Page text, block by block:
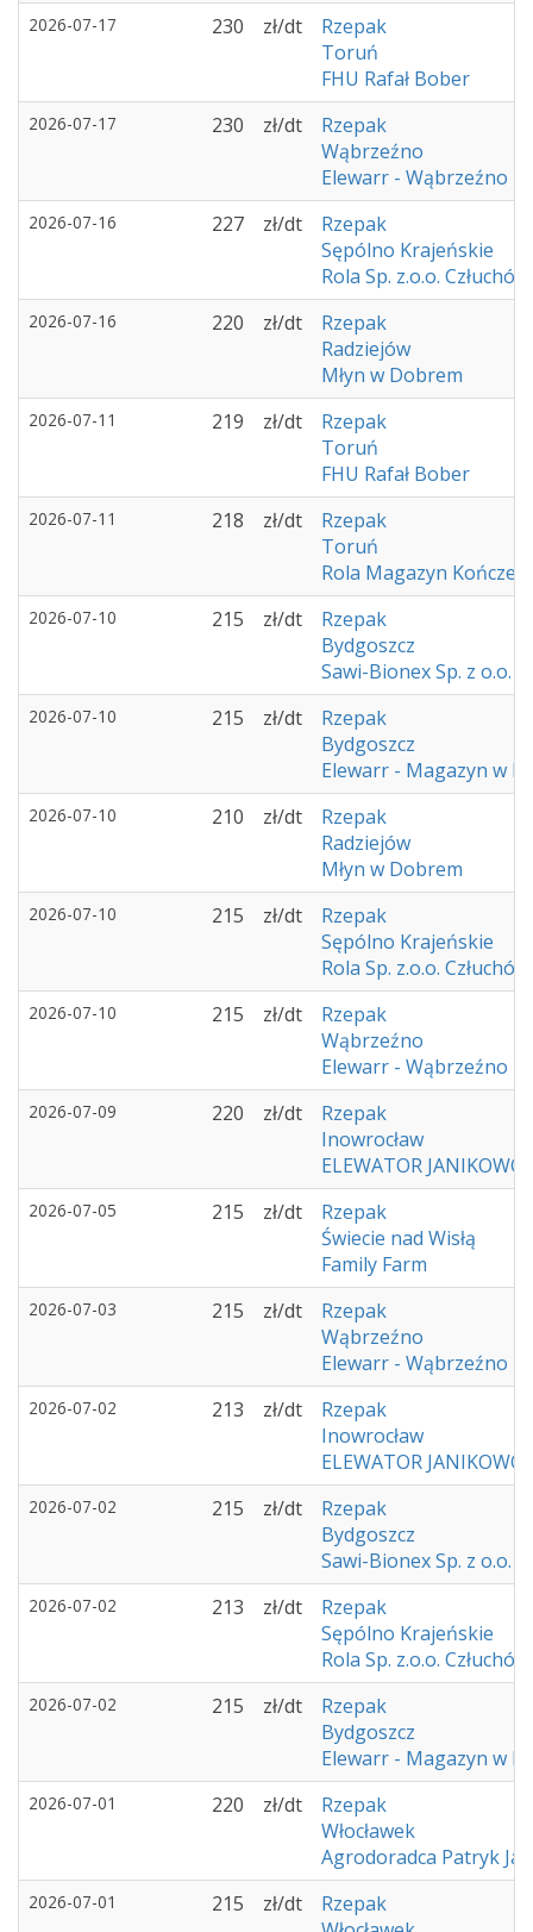
2026-07-17 230 zł/dt
Rzepak
Toruń
FHU Rafał Bober
2026-07-17 230 zł/dt
Rzepak
Wąbrzeźno
Elewarr - Wąbrzeźno
2026-07-16 227 zł/dt
Rzepak
Sępólno Krajeńskie
Rola Sp. z.o.o. Człuchów
2026-07-16 220 zł/dt
Rzepak
Radziejów
Młyn w Dobrem
2026-07-11 219 zł/dt
Rzepak
Toruń
FHU Rafał Bober
2026-07-11 218 zł/dt
Rzepak
Toruń
Rola Magazyn
2026-07-10 215 zł/dt
Rzepak
Bydgoszcz
Sawi-Bionex Sp. z o.o.
2026-07-10 215 zł/dt
Rzepak
Bydgoszcz
Elewarr - Magazyn w
2026-07-10 210 zł/dt
Rzepak
Radziejów
Młyn w Dobrem
2026-07-10 215 zł/dt
Rzepak
Sępólno Krajeńskie
Rola Sp. z.o.o. Człuchów
2026-07-10 215 zł/dt
Rzepak
Wąbrzeźno
Elewarr - Wąbrzeźno
2026-07-09 220 zł/dt
Rzepak
Inowrocław
ELEWATOR JANIKOWO
2026-07-05 215 zł/dt
Rzepak
Świecie nad Wisłą
Family Farm
2026-07-03 215 zł/dt
Rzepak
Wąbrzeźno
Elewarr - Wąbrzeźno
2026-07-02 213 zł/dt
Rzepak
Inowrocław
ELEWATOR JANIKOWO
2026-07-02 215 zł/dt
Rzepak
Bydgoszcz
Sawi-Bionex Sp. z o.o.
2026-07-02 213 zł/dt
Rzepak
Sępólno Krajeńskie
Rola Sp. z.o.o. Człuchów
2026-07-02 215 zł/dt
Rzepak
Bydgoszcz
Elewarr - Magazyn w
2026-07-01 220 zł/dt
Rzepak
Włocławek
Agrodoradca Patryk
2026-07-01 215 zł/dt
Rzepak